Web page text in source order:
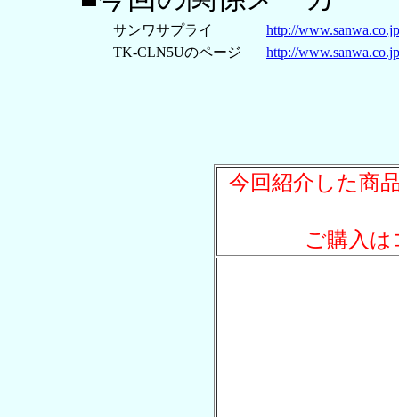
サンワサプライ
http://
TK-CLN5Uのページ
http://
今回紹介した商
ご購入